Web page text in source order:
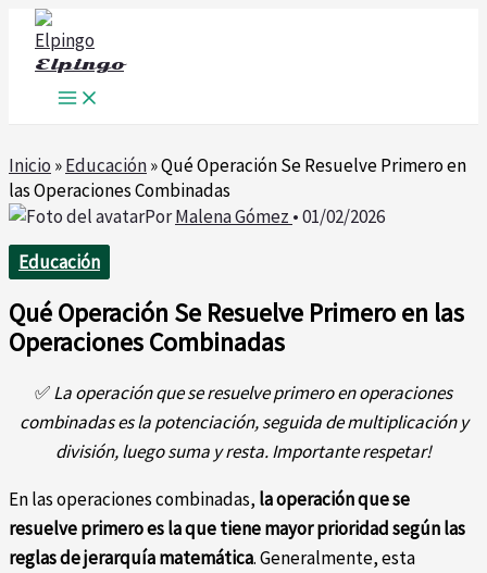
contenido
Elpingo
Inicio »Educación»Qué Operación Se Resuelve Primero en
las Operaciones Combinadas
PorMalena Gómez •01/02/2026
Educación
Qué Operación Se Resuelve Primero en las
Operaciones Combinadas
✅La operación que se resuelve primero en operaciones
combinadas es la potenciación, seguida de multiplicación y
división, luego suma y resta. Importante respetar!
En las operaciones combinadas, la operación que se
resuelve primero es la que tiene mayor prioridad según las
reglas de jerarquía matemática. Generalmente, esta